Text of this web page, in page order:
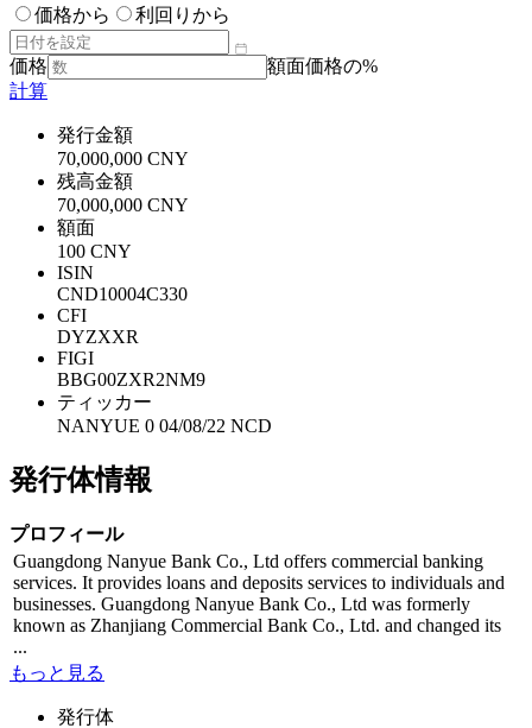
価格から
利回りから
価格
額面価格の%
計算
発行金額
70,000,000 CNY
残高金額
70,000,000 CNY
額面
100 CNY
ISIN
CND10004C330
CFI
DYZXXR
FIGI
BBG00ZXR2NM9
ティッカー
NANYUE 0 04/08/22 NCD
発行体情報
プロフィール
Guangdong Nanyue Bank Co., Ltd offers commercial banking
services. It provides loans and deposits services to individuals and
businesses. Guangdong Nanyue Bank Co., Ltd was formerly
known as Zhanjiang Commercial Bank Co., Ltd. and changed its
...
もっと見る
発行体